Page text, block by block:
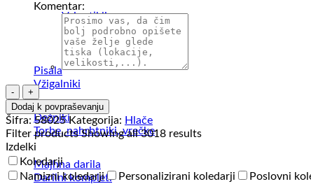
Vsi artikli
Pisala
Vžigalniki
Dežniki
Torbe, nahrbtniki, vrečke
Majhna darila
Darilni kompleti
Komentar:
Ženska
trenirka
Explode
Cooper
Track
Lady
količina
Dodaj k povpraševanju
Šifra:58025 Kategorija: Hlače
Filter productsShowing all 3018 results
Izdelki
Koledarji
Namizni koledarji
Personalizirani koledarji Poslovni